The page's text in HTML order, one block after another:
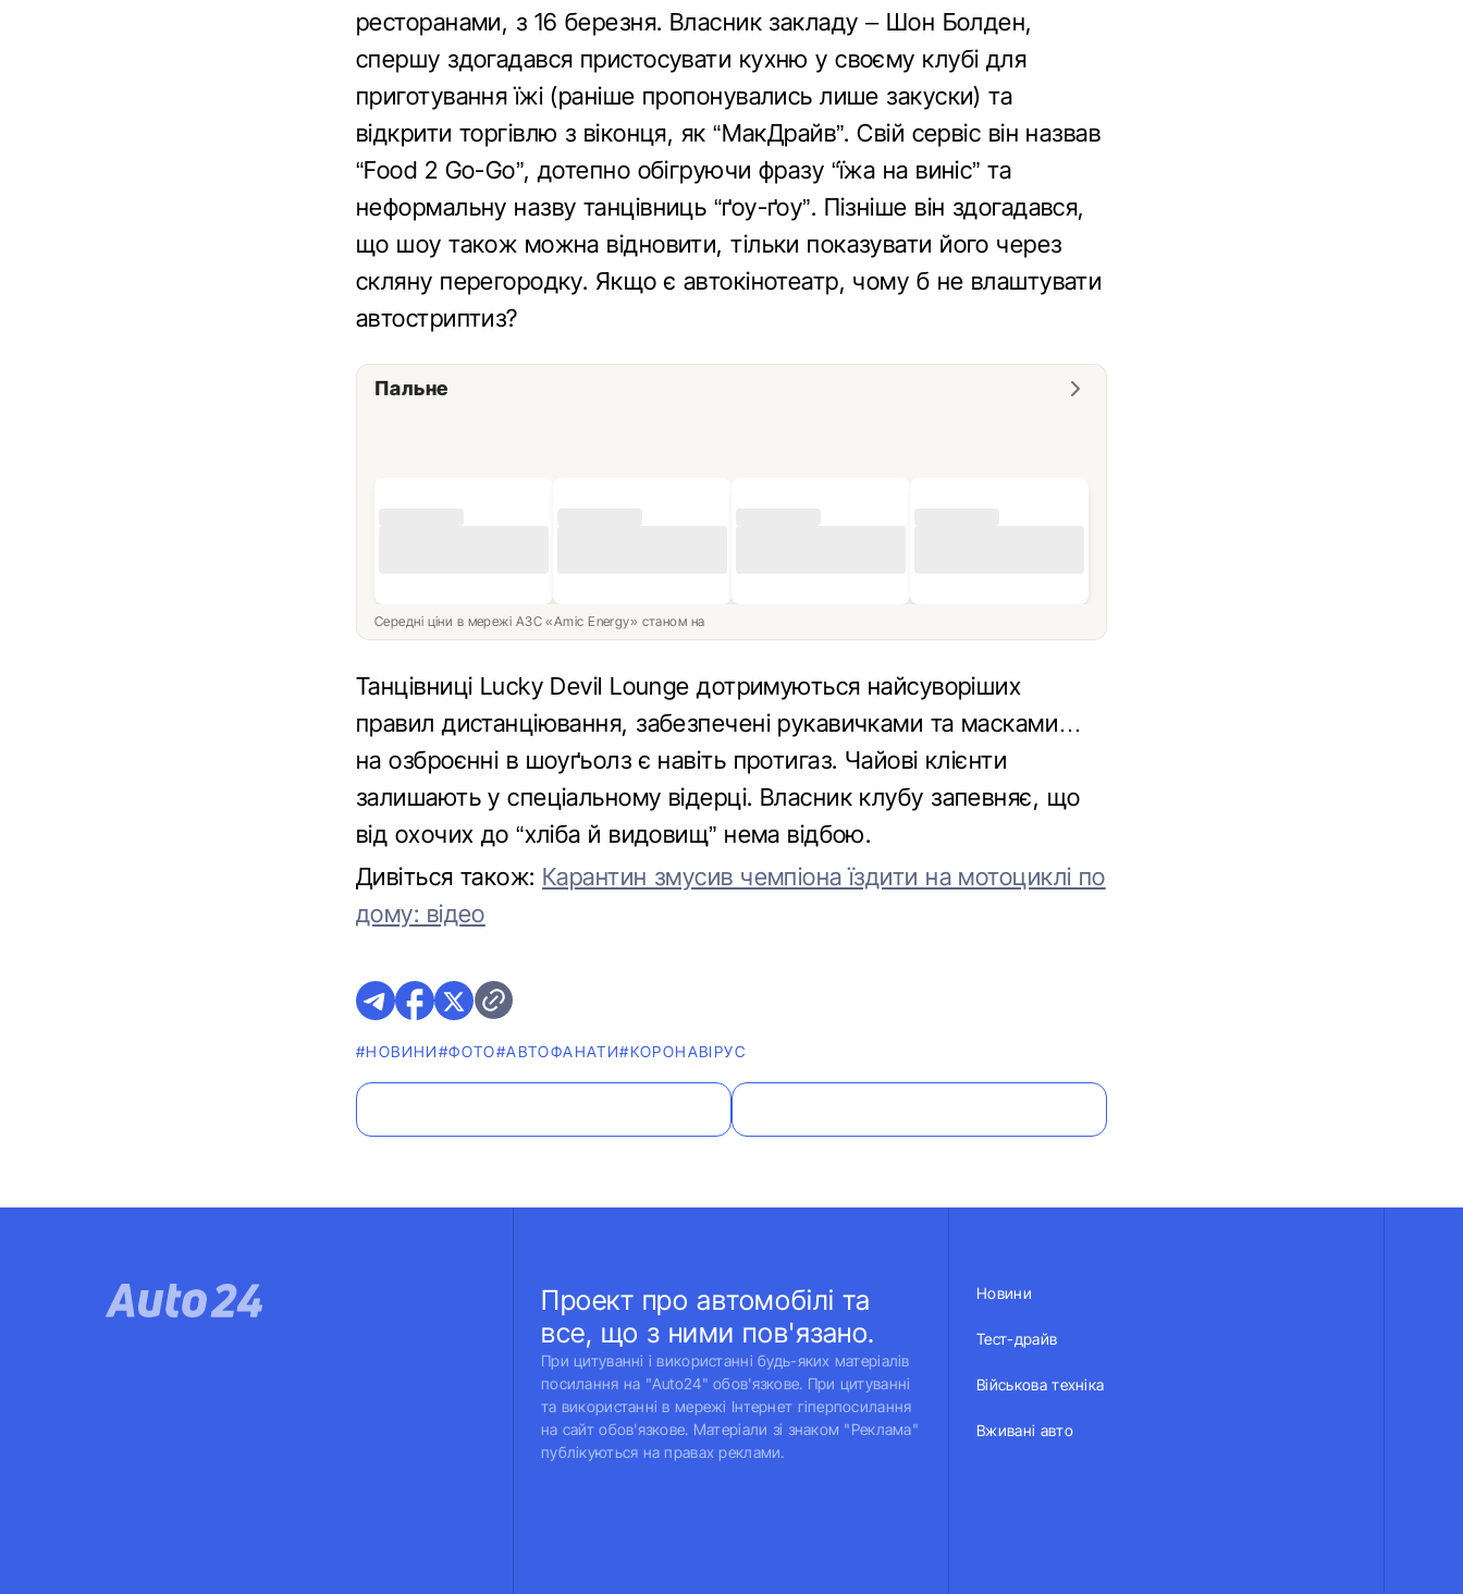
ресторанами, з 16 березня. Власник закладу – Шон Болден,
спершу здогадався пристосувати кухню у своєму клубі для
приготування їжі (раніше пропонувались лише закуски) та
відкрити торгівлю з віконця, як “МакДрайв”. Свій сервіс він назвав
“Food 2 Go-Go”, дотепно обігруючи фразу “їжа на виніс” та
неформальну назву танцівниць “ґоу-ґоу”. Пізніше він здогадався,
що шоу також можна відновити, тільки показувати його через
скляну перегородку. Якщо є автокінотеатр, чому б не влаштувати
автостриптиз?
Пальне
Середні ціни в мережі АЗС «Amic Energy» станом на
Танцівниці Lucky Devil Lounge дотримуються найсуворіших
правил дистанціювання, забезпечені рукавичками та масками…
на озброєнні в шоуґьолз є навіть протигаз. Чайові клієнти
залишають у спеціальному відерці. Власник клубу запевняє, що
від охочих до “хліба й видовищ” нема відбою.
Дивіться також: Карантин змусив чемпіона їздити на мотоциклі по
дому: відео
#НОВИНИ#ФОТО#АВТОФАНАТИ#КОРОНАВІРУС
Проект про автомобілі та
все, що з ними пов'язано.
При цитуванні і використанні будь-яких матеріалів
посилання на "Auto24" обов'язкове. При цитуванні
та використанні в мережі Інтернет гіперпосилання
на сайт обов'язкове. Матеріали зі знаком "Реклама"
публікуються на правах реклами.
Новини
Тест-драйв
Військова техніка
Вживані авто